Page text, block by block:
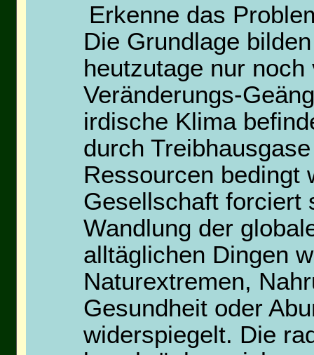
Erkenne das
Die Grundlage
heutzutage nur
Veränderungs-
irdische Klima
durch
Ressourcen bedingt
Gesellschaft forciert
Wandlung der
alltäglichen Dingen
Naturextremen,
Gesundheit oder
widerspiegelt. Die